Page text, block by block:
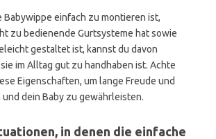
Babywippe einfach zu montieren ist,
zu bedienende Gurtsysteme hat sowie
gestaltet ist, kannst du davon
im Alltag gut zu handhaben ist. Achte
Eigenschaften, um lange Freude und
dein Baby zu gewährleisten.
in denen die einfache